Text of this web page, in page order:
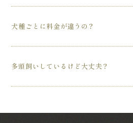
ディセゾングループだからこその安
提携ホテル様にて対応する事が可
せください。
犬種ごとに料金が違うの？
い。
多頭飼いしているけど大丈夫？
で、まずはご相談ください。